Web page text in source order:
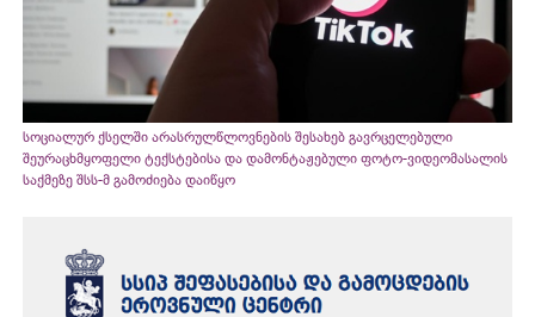
სოციალურ ქსელში არასრულწლოვნების შესახებ გავრცელებული
შეურაცხმყოფელი ტექსტებისა და დამონტაჟებული ფოტო-ვიდეომასალის
საქმეზე შსს-მ გამოძიება დაიწყო